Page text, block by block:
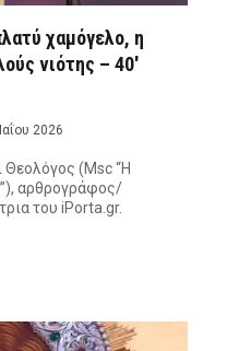
χαμόγελο, η
νιότης – 40′
2026
Θεολόγος (Msc “Η
αρθρογράφος/
του iPorta.gr.